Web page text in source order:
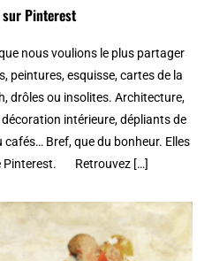
sur Pinterest
nous voulions le plus partager
peintures, esquisse, cartes de la
drôles ou insolites. Architecture,
intérieure, dépliants de
cafés… Bref, que du bonheur. Elles
Pinterest. Retrouvez […]